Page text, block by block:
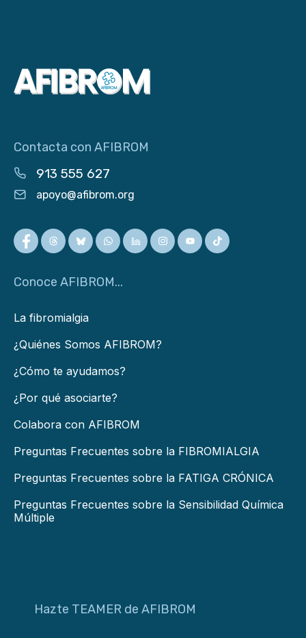
Contacta con AFIBROM
913 555 627
apoyo@afibrom.org
Conoce AFIBROM...
La fibromialgia
¿Quiénes Somos AFIBROM?
¿Cómo te ayudamos?
¿Por qué asociarte?
Colabora con AFIBROM
Preguntas Frecuentes sobre la FIBROMIALGIA
Preguntas Frecuentes sobre la FATIGA CRÓNICA
Preguntas Frecuentes sobre la Sensibilidad Química
Múltiple
Hazte TEAMER de AFIBROM